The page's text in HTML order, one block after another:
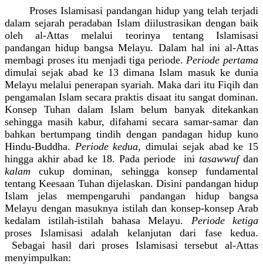
Proses Islamisasi pandangan hidup yang telah terjadi
dalam sejarah peradaban Islam diilustrasikan dengan baik
oleh al-Attas melalui teorinya tentang Islamisasi
pandangan hidup bangsa Melayu. Dalam hal ini al-Attas
membagi proses itu menjadi tiga periode. Periode pertama
dimulai sejak abad ke 13 dimana Islam masuk ke dunia
Melayu melalui penerapan syariah. Maka dari itu Fiqih dan
pengamalan Islam secara praktis disaat itu sangat dominan.
Konsep Tuhan dalam Islam belum banyak ditekankan
sehingga masih kabur, difahami secara samar-samar dan
bahkan bertumpang tindih dengan pandagan hidup kuno
Hindu-Buddha. Periode kedua, dimulai sejak abad ke 15
hingga akhir abad ke 18. Pada periode
ini tasawwuf dan
kalamcukup dominan, sehingga konsep fundamental
tentang Keesaan Tuhan dijelaskan. Disini pandangan hidup
Islam jelas mempengaruhi pandangan hidup bangsa
Melayu dengan masuknya istilah dan konsep-konsep Arab
kedalam istilah-istilah bahasa Melayu. Periode ketiga
proses Islamisasi adalah kelanjutan dari fase kedua.
Sebagai hasil dari proses Islamisasi tersebut al-Attas
menyimpulkan: